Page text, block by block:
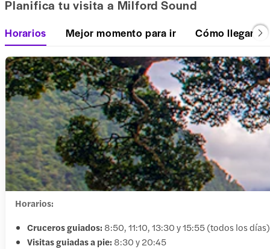
Planifica tu visita a Milford Sound
Horarios Mejor momento para ir Cómo llegar
Horarios:
Cruceros guiados: 8:50, 11:10, 13:30 y 15:55 (todos los días)
Visitas guiadas a pie: 8:30 y 20:45